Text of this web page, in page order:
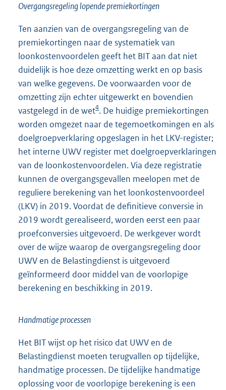
Overgangsregeling lopende premiekortingen
Ten aanzien van de overgangsregeling van de
premiekortingen naar de systematiek van
loonkostenvoordelen geeft het BIT aan dat niet
duidelijk is hoe deze omzetting werkt en op basis
van welke gegevens. De voorwaarden voor de
omzetting zijn echter uitgewerkt en bovendien
vastgelegd in de wet4. De huidige premiekortingen
worden omgezet naar de tegemoetkomingen en als
doelgroepverklaring opgeslagen in het LKV-register;
het interne UWV register met doelgroepverklaringen
van de loonkostenvoordelen. Via deze registratie
kunnen de overgangsgevallen meelopen met de
reguliere berekening van het loonkostenvoordeel
(LKV) in 2019. Voordat de definitieve conversie in
2019 wordt gerealiseerd, worden eerst een paar
proefconversies uitgevoerd. De werkgever wordt
over de wijze waarop de overgangsregeling door
UWV en de Belastingdienst is uitgevoerd
geïnformeerd door middel van de voorlopige
berekening en beschikking in 2019.
Handmatige processen
Het BIT wijst op het risico dat UWV en de
Belastingdienst moeten terugvallen op tijdelijke,
handmatige processen. De tijdelijke handmatige
oplossing voor de voorlopige berekening is een